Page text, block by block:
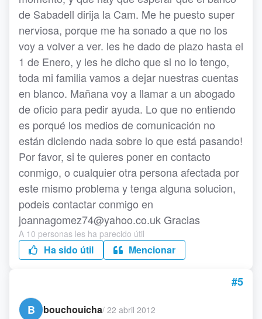
de Sabadell dirija la Cam. Me he puesto super
nerviosa, porque me ha sonado a que no los
voy a volver a ver. les he dado de plazo hasta el
1 de Enero, y les he dicho que si no lo tengo,
toda mi familia vamos a dejar nuestras cuentas
en blanco. Mañana voy a llamar a un abogado
de oficio para pedir ayuda. Lo que no entiendo
es porqué los medios de comunicación no
están diciendo nada sobre lo que está pasando!
Por favor, si te quieres poner en contacto
conmigo, o cualquier otra persona afectada por
este mismo problema y tenga alguna solucion,
podeis contactar conmigo en
joannagomez74@yahoo.co.uk Gracias
A 10 personas les ha parecido útil
Ha sido útil Mencionar
#5
B
bouchouicha/ 22 abril 2012